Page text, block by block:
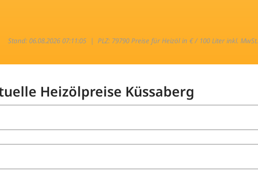
Stand: 06.08.2026 07:11:05 |PLZ: 79790 Preise für Heizöl in € / 100 Liter inkl. MwSt.
Heizölpreise Küssaberg